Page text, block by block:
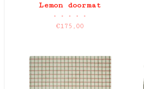
Lemon doormat
• • • • •
€175,00